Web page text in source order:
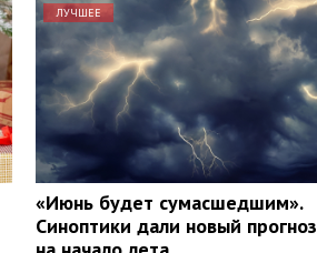
ЛУЧШЕЕ
«Июнь будет сумасшедшим».
Синоптики дали новый прогноз